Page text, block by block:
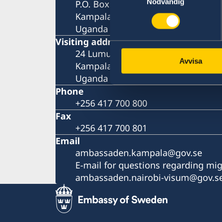
Avvisa
P.O. Box 22669
Kampala
Uganda
Visiting address
24 Lumumba Avenue, Nakasero
Kampala
Uganda
Phone
+256 417 700 800
Fax
+256 417 700 801
Email
ambassaden.kampala@gov.se
E-mail for questions regarding
ambassaden.nairobi-